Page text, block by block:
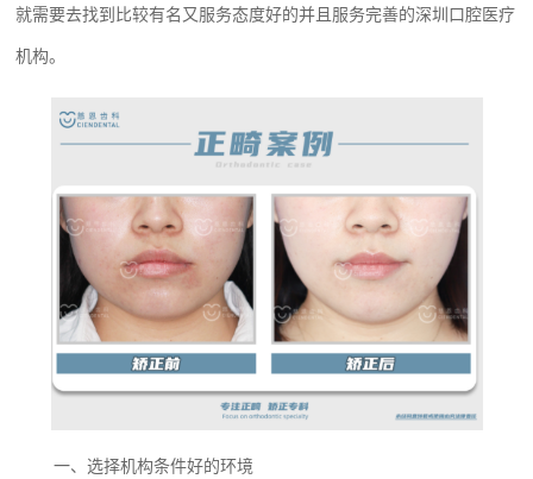
就需要去找到比较有名又服务态度好的并且服务完善的深圳口腔医疗
机构。
一、选择机构条件好的环境